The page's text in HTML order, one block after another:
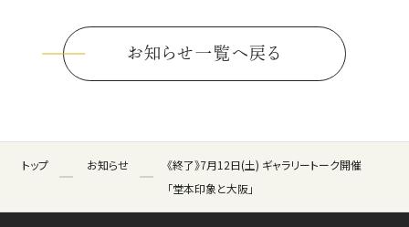
お知らせ一覧へ戻る
トップ お知らせ
《終了》7月12日(土) ギャラリートーク開催
「堂本印象と大阪」